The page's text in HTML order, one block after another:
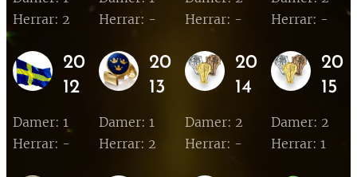
Herrar: 2
Herrar: -
Herrar: -
Herrar: -
20
12
Damer: 1
Herrar: -
20
13
Damer: 1
Herrar: 2
20
14
Damer: 2
Herrar: -
20
15
Damer: 2
Herrar: 1